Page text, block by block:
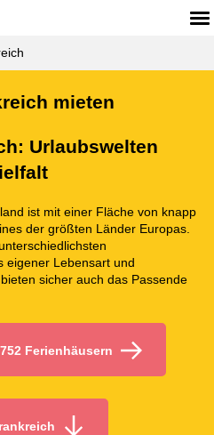
mieten
Urlaubswelten
ist mit einer Fläche von knapp
der größten Länder Europas.
eigener Lebensart und
sicher auch das Passende
Ferienhäusern